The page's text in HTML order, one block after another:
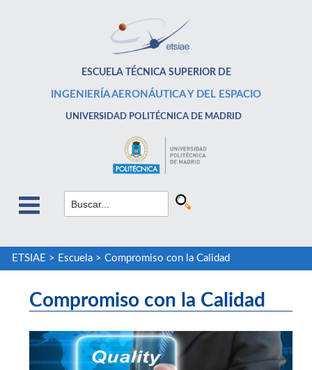
ESCUELA TÉCNICA SUPERIOR DE
INGENIERÍA AERONÁUTICA Y DEL ESPACIO
UNIVERSIDAD POLITÉCNICA DE MADRID
ETSIAE > Escuela> Compromiso con la Calidad
Compromiso con la Calidad